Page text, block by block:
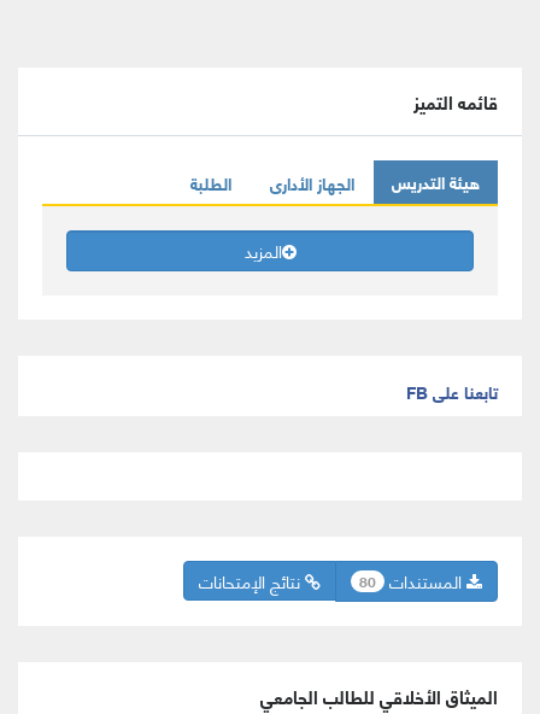
قائمه التميز
هيئة التدريس الجهاز الأدارى الطلبة
المزيد
تابعنا على FB
نتائج الإمتحانات المستندات 80
الميثاق الأخلاقي للطالب الجامعي